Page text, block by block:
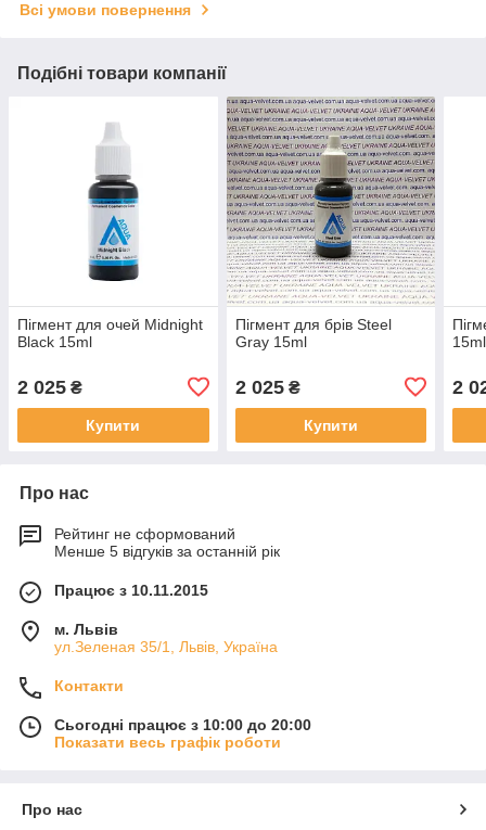
Всі умови повернення
Подібні товари компанії
Пігмент для очей Midnight
Black 15ml
2 025 ₴
Купити
Пігмент для брів Steel
Gray 15ml
2 025₴
Купити
15ml
2
Про нас
Рейтинг не сформований
Менше 5 відгуків за останній рік
Працює з 10.11.2015
м. Львів
ул.Зеленая 35/1, Львів, Україна
Контакти
Сьогодні працює з 10:00 до 20:00
Показати весь графік роботи
Про нас